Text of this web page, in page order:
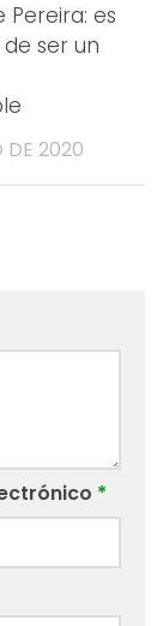
Pereira: es
ser un
DE 2020
*